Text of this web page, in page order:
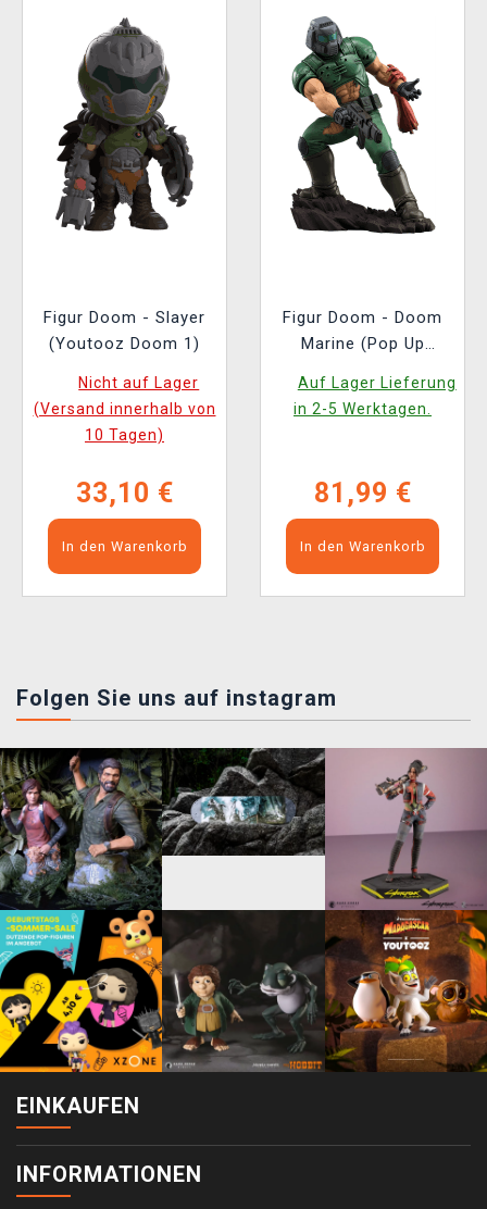
Figur Doom - Slayer
(Youtooz Doom 1)
Nicht auf Lager
(Versand innerhalb von
10 Tagen)
33,10 €
In den Warenkorb
Figur Doom - Doom
Marine (Pop Up
Auf Lager Lieferung
in 2-5 Werktagen.
81,99 €
In den Warenkorb
Folgen Sie uns auf instagram
EINKAUFEN
INFORMATIONEN